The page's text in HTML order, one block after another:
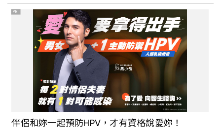
古亭超人氣銅板美食「溫州街蘿蔔絲餅達
人」，不排隊吃不到的爆餡蘿蔔絲餅！
2022台北城市博覽會8/27花博開展！實
體+線上展覽同步推出，4大亮點搶先看
再也不怕小廢包放不下錢包啦！
PR
伴侶和妳一起預防HPV，才有資格說愛妳！